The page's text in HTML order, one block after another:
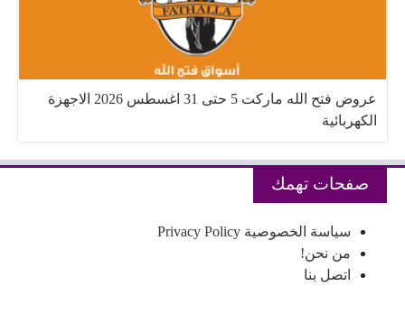
عروض فتح الله ماركت 5 حتى 31 اغسطس 2026 الاجهزة
الكهربائية
صفحات تهمك
سياسة الخصوصية Privacy Policy
من نحن!
اتصل بنا